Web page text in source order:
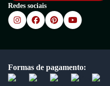
Redes sociais
Formas de pagamento: